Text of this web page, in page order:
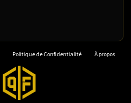
Politique de Confidentialité À propos